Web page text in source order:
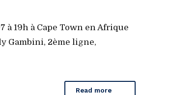
19h à Cape Town en Afrique
Gambini, 2ème ligne,
Read more